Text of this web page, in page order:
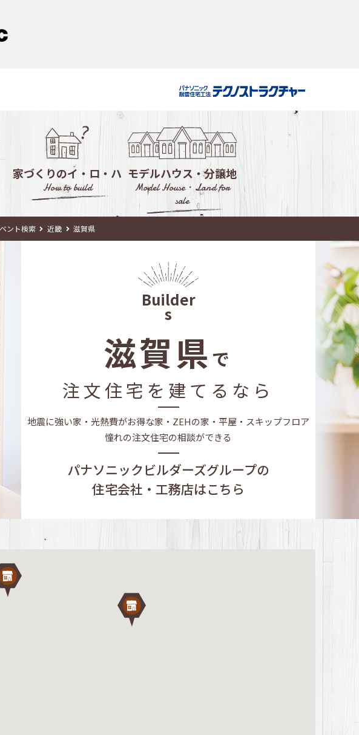
家づくりのイ・ロ・ハ
How to build
徹底活用！モデルハウス
転機｣への備え！｢わが家を貸す｣準備
快適のヒミツ！そのカギは「断熱」
ちする家！だからこそ「保証」が大事
モデルハウス・分譲地
Model House・Land for
sale
ント検索 近畿 滋賀県
滋賀県 で
注文住宅を建てるなら
地震に強い家・光熱費がお得な家・ ZEHの家・平屋・スキップフロア
憧れの注文住宅の相談ができる
パナソニックビルダーズグループの
住宅会社・工務店はこちら